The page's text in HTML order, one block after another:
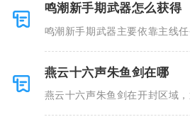
鸣潮新手期武器怎么获得
鸣潮新手期武器主要依靠主线
燕云十六声朱鱼剑在哪
燕云十六声朱鱼剑在开封区域